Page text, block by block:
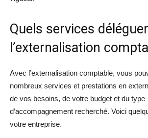
Quels services
l’externalisation
Avec l’externalisation comptable, vous
nombreux services et prestations en
de vos besoins, de votre budget et du type
d’accompagnement recherché. Voici
votre entreprise.